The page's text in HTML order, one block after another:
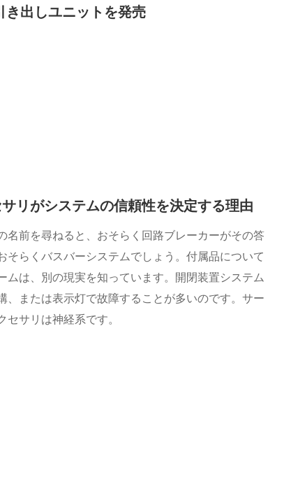
出しユニットを発売
リがシステムの信頼性を決定する理由
前を尋ねると、おそらく回路ブレーカーがその答
らくバスバーシステムでしょう。付属品について
は、別の現実を知っています。開閉装置システム
または表示灯で故障することが多いのです。サー
サリは神経系です。